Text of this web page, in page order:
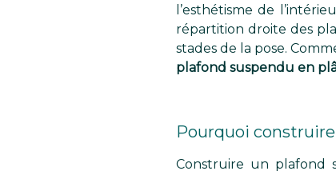
l’esthétisme de
répartition droite des
stades de la pose.
plafond suspendu en
Pourquoi
Construire un plafond